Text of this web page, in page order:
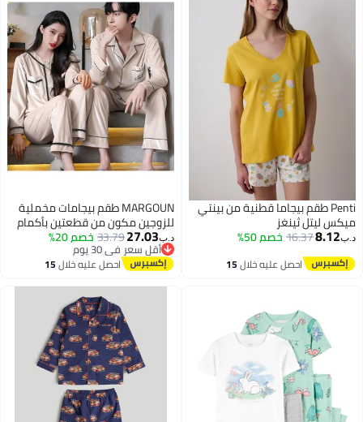
Penti طقم بيجاما قطنية من بينتي
ميكس ليتل ثينغز
د.ب‏8.12
16.37خصم 50%
احصل عليه خلال15
4
MARGOUN طقم بيجامات مخملية
للزوجين مكون من قطعتين بأكمام
طويلة وبدلة ترفيهية منزلية
وملابس نوم ناعمة وملابس نوم
باللون البيج
د.ب‏27.03
33.79خصم 20%
أقل سعر في 30 يوم
أقل سعر في 30 يوماحصل عليه خلال15